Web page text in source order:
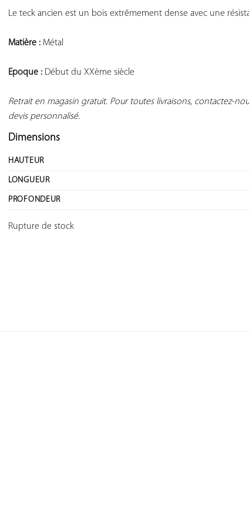
Le teck ancien est un bois extrêmement dense avec une
Matière : Métal
Epoque : Début du XXème siècle
Retrait en magasin gratuit. Pour toutes livraisons, contactez-
devis personnalisé.
Dimensions
HAUTEUR
LONGUEUR
PROFONDEUR
Rupture de stock